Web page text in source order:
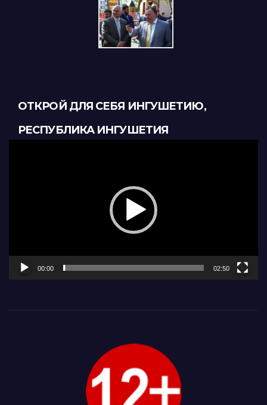
ОТКРОЙ ДЛЯ СЕБЯ ИНГУШЕТИЮ,
РЕСПУБЛИКА ИНГУШЕТИЯ
00:00 02:50